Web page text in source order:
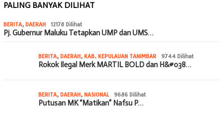
PALING BANYAK DILIHAT
BERITA, DAERAH 12178 Dilihat
Pj. Gubernur Maluku Tetapkan UMP dan UMS…
BERITA, DAERAH, KAB. KEPULAUAN TANIMBAR 9744 Dilihat
Rokok Ilegal Merk MARTIL BOLD dan H&#038…
BERITA, DAERAH, NASIONAL 9686 Dilihat
Putusan MK “Matikan” Nafsu P…